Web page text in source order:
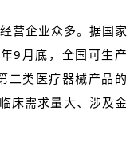
营企业众多。据国家
9月底，全国可生产
二类医疗器械产品的
床需求量大、涉及金